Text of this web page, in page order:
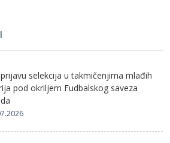
selekcija u takmičenjima mlađih
pod okriljem Fudbalskog saveza